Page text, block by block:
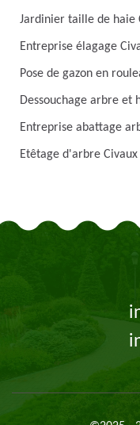
Jardinier taille de haie
Entreprise élagage
Pose de gazon en
Dessouchage arbre et
Entreprise abattage
Etêtage d'arbre